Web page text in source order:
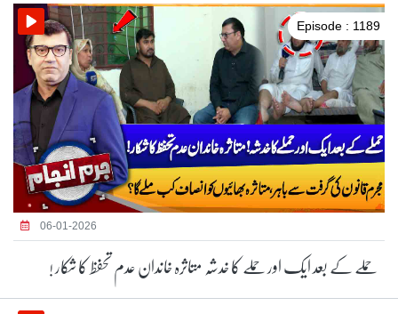
Episode : 1189
06-01-2026
حملے کے بعد ایک اور حملے کا خدشہ متاثرہ خاندان عدم تحفظ کا شکار !